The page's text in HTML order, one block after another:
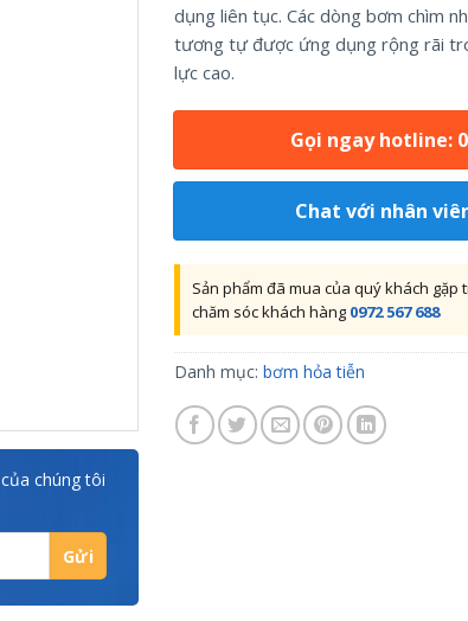
của chúng tôi
dụng liên tục. Các dòng bơm chìm
tương tự được ứng dụng rộng rãi
lực cao.
Gọi ngay hotline:
Chat với nhân
Sản phẩm đã mua của quý khách gặp
chăm sóc khách hàng 0972 567 688
Danh mục: bơm hỏa tiễn